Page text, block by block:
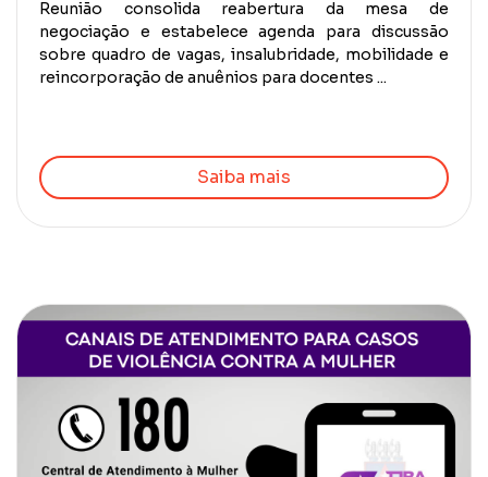
Reunião consolida reabertura da mesa de
negociação e estabelece agenda para discussão
sobre quadro de vagas, insalubridade, mobilidade e
reincorporação de anuênios para docentes ...
Saiba mais